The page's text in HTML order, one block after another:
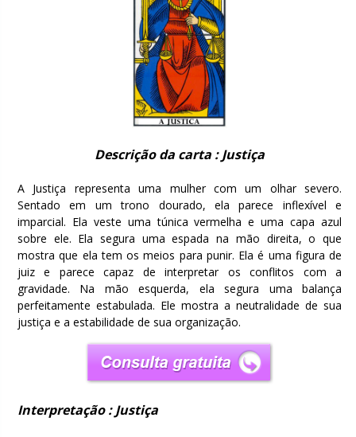
Descrição da carta : Justiça
A Justiça representa uma mulher com um olhar severo.
Sentado em um trono dourado, ela parece inflexível e
imparcial. Ela veste uma túnica vermelha e uma capa azul
sobre ele. Ela segura uma espada na mão direita, o que
mostra que ela tem os meios para punir. Ela é uma figura de
juiz e parece capaz de interpretar os conflitos com a
gravidade. Na mão esquerda, ela segura uma balança
perfeitamente estabulada. Ele mostra a neutralidade de sua
justiça e a estabilidade de sua organização.
Interpretação : Justiça